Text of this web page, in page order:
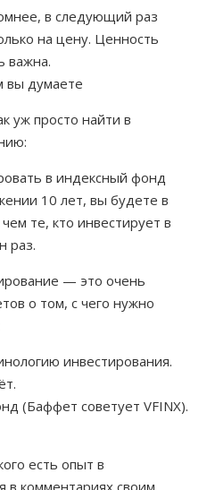
в следующий раз
на цену. Ценность
важна.
вы думаете
уж просто найти в
в индексный фонд
10 лет, вы будете в
те, кто инвестирует в
раз.
— это очень
о том, с чего нужно
инвестирования.
(Баффет советует VFINX).
есть опыт в
в комментариях своим